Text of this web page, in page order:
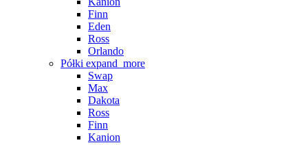
Finn
Eden
Ross
Orlando
Półki expand_more
Swap
Max
Dakota
Ross
Finn
Kanion